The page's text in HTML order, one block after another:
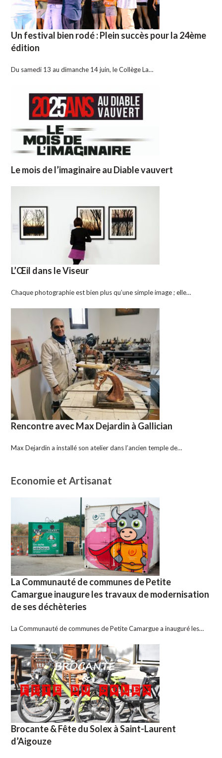
Un festival bien rodé : Plein succès pour la 24ème
édition
Du samedi 13 au dimanche 14 juin, le Collège La…
Le mois de l’imaginaire au Diable vauvert
L’Œil dans le Viseur
Chaque photographie est bien plus qu’une simple image ; elle…
Rencontre avec Max Dejardin à Gallician
Max Dejardin a installé son atelier dans l’ancien temple de…
Economie et Artisanat
La Communauté de communes de Petite
Camargue inaugure les travaux de modernisation
de ses déchèteries
La Communauté de communes de Petite Camargue a inauguré les…
Brocante & Fête du Solex à Saint-Laurent
d’Aigouze